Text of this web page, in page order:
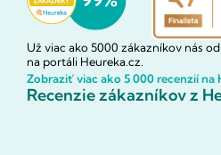
Už viac ako 5000 zákazníkov nás
na portáli Heureka.cz.
Zobraziť viac ako 5 000 recenzií na
Recenzie zákazníkov z